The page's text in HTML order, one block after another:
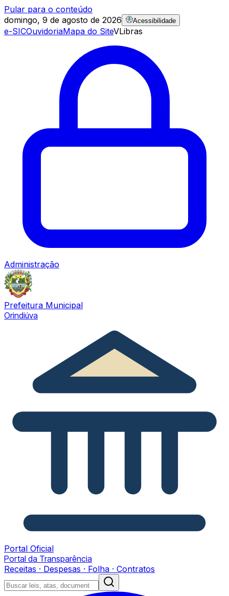
Pular para o conteúdo
domingo, 9 de agosto de 2026
Acessibilidade
e-SICOuvidoriaMapa do SiteVLibras
Administração
Prefeitura Municipal
Orindiúva
Portal Oficial
Portal da Transparência
Receitas · Despesas · Folha · Contratos